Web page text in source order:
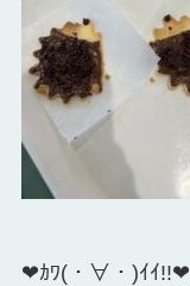
❤ｶﾜ(・∀・)ｲｲ!!❤